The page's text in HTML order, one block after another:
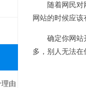
由
随着网民对网
网站的时候应该
确定你网站开
多，别人无法在